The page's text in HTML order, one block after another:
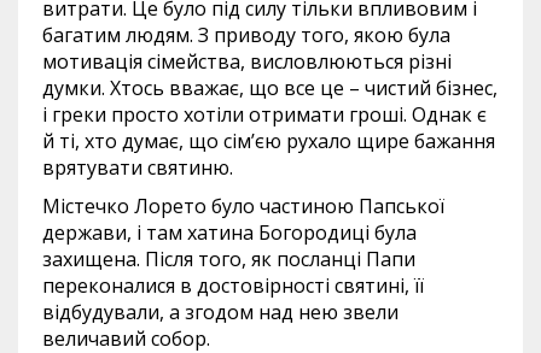
витрати. Це було під силу тільки впливовим і
багатим людям. З приводу того, якою була
мотивація сімейства, висловлюються різні
думки. Хтось вважає, що все це – чистий бізнес,
і греки просто хотіли отримати гроші. Однак є
й ті, хто думає, що сім’єю рухало щире бажання
врятувати святиню.
Містечко Лорето було частиною Папської
держави, і там хатина Богородиці була
захищена. Після того, як посланці Папи
переконалися в достовірності святині, її
відбудували, а згодом над нею звели
величавий собор.